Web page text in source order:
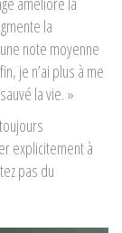
la
note moyenne
je n’ai plus à me
la vie. »
explicitement à
pas du